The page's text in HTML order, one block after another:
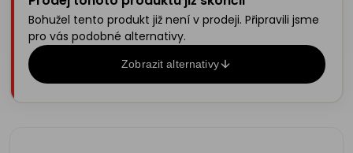
Bohužel tento produkt již není v prodeji. Připravili jsme
pro vás podobné alternativy.
Zobrazit alternativy